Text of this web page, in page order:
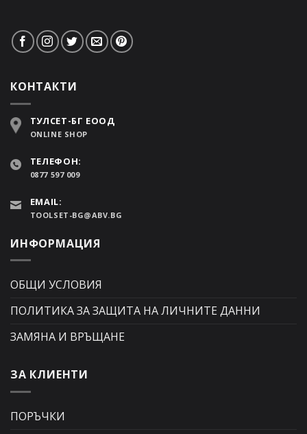
КОНТАКТИ
ТУЛСЕТ-БГ ЕООД
ONLINE SHOP
ТЕЛЕФОН:
0877 597 009
EMAIL:
TOOLSET-BG@ABV.BG
ИНФОРМАЦИЯ
ОБЩИ УСЛОВИЯ
ПОЛИТИКА ЗА ЗАЩИТА НА ЛИЧНИТЕ ДАННИ
ЗАМЯНА И ВРЪЩАНЕ
ЗА КЛИЕНТИ
ПОРЪЧКИ